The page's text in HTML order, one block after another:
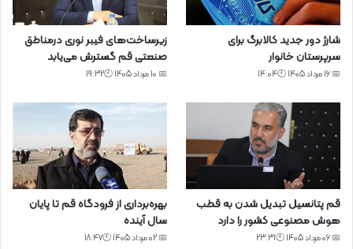
شارژ دور جدید کالابرگ برای
سرپرستان خانوار
📅 16 مرداد 1405 🕙14:04
زیرساخت‌های فیبر نوری درمناطق
صنعتی قم گسترش می‌یابد
📅 10 مرداد 1405 🕙19:32
قم پتانسیل تبدیل شدن به قطب
هوش مصنوعی کشور را دارد
📅 06 مرداد 1405 🕙23:31
بهره‌برداری از فرودگاه قم تا پایان
سال آینده
📅 02 مرداد 1405 🕙18:47